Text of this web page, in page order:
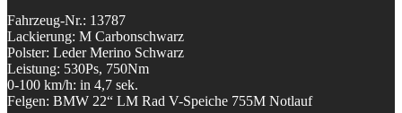
Fahrzeug-Nr.: 13787
Lackierung: M Carbonschwarz
Polster: Leder Merino Schwarz
Leistung: 530Ps, 750Nm
0-100 km/h: in 4,7 sek.
Felgen: BMW 22“ LM Rad V-Speiche 755M Notlauf